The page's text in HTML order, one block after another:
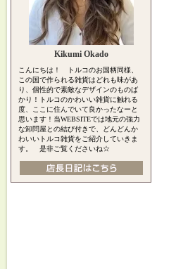
Kikumi Okado
こんにちは！ トルコのお国柄同様、
この国で作られる雑貨はどれも味があ
り、個性的で素敵なデザインのものば
かり！トルコのかわいい雑貨に触れる
度、ここに住んでいて良かったなーと
思います！当WEBSITEでは地元の強力
な卸問屋との結び付きで、どんどんか
わいいトルコ雑貨をご紹介していきま
す。 是非ご覧くださいね☆